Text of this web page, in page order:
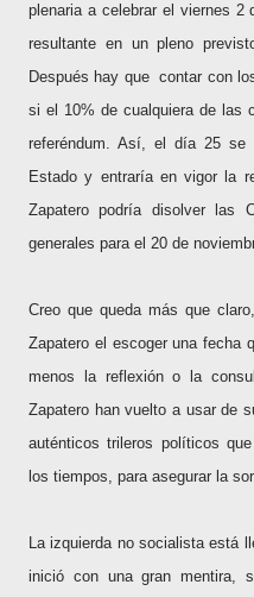
plenaria a celebrar el viernes 2
resultante en un pleno
Después hay que contar con
si el 10% de cualquiera de las
referéndum. Así, el día 25 se
Estado y entraría en vigor la
Zapatero podría disolver las
generales para el 20 de
Creo que queda más que
Zapatero el escoger una fecha
menos la reflexión o la
Zapatero han vuelto a usar de
auténticos trileros políticos
los tiempos, para asegurar la
La izquierda no socialista está
inició con una gran mentira,